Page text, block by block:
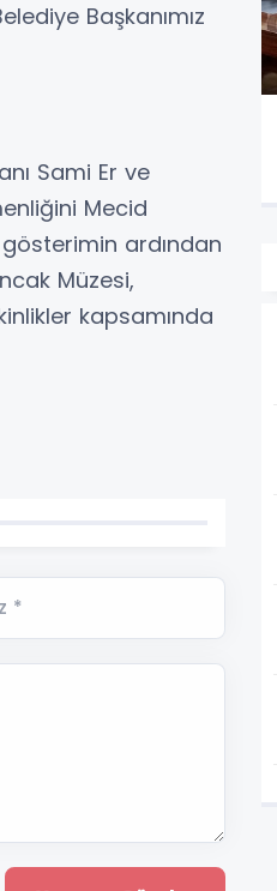
Başkanımız
Sami Er ve
Mecid
gösterimin ardından
Müzesi,
kapsamında
*